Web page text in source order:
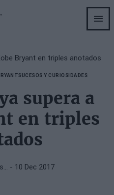
Bryant en triples anotados
SUCESOS Y CURIOSIDADES
supera a
en triples
- 10 Dec 2017